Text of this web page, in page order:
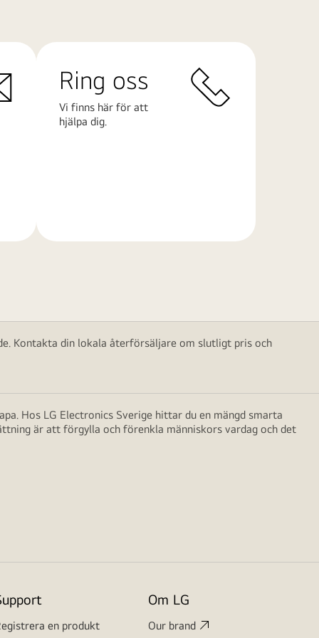
Ring oss
Vi finns här för att
hjälpa dig.
Kontakta din lokala återförsäljare om slutligt pris och
Hos LG Electronics Sverige hittar du en mängd smarta
är att förgylla och förenkla människors vardag och det
en produkt
Om LG
Our brand